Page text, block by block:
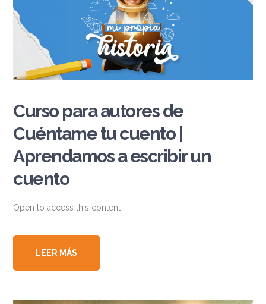
Curso para autores de
Cuéntame tu cuento |
Aprendamos a escribir un
cuento
Open to access this content
LEER MÁS